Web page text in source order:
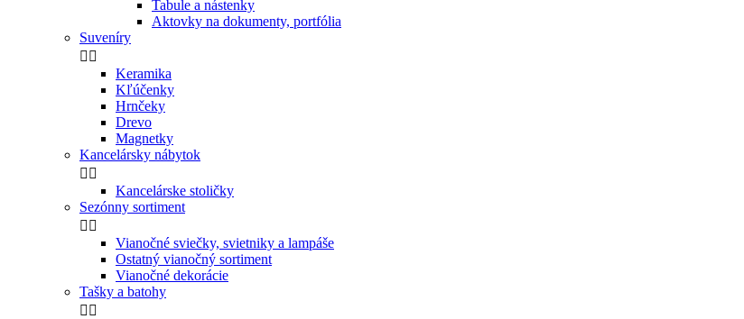
Tabule a nástenky
Aktovky na dokumenty, portfólia
Suveníry
 
Keramika
Kľúčenky
Hrnčeky
Drevo
Magnetky
Kancelársky nábytok
 
Kancelárske stoličky
Sezónny sortiment
 
Vianočné sviečky, svietniky a lampáše
Ostatný vianočný sortiment
Vianočné dekorácie
Tašky a batohy
 